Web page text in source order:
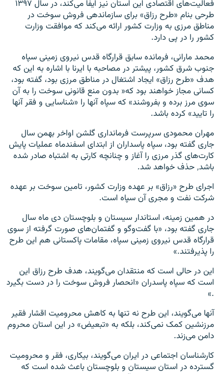
فعالیت‌های اقتصادی این استان نیز ایفا می‌کند، در سال ۱۳۹۷
طرحی بنام «طرح رزاق» برای سازماندهی فروش سوخت در
مناطق مرزی به وزارت کشور ارائه می‌کند که موافقت وزارت
کشور را در پی دارد.
محمد مارانی، فرمانده سابق قرارگاه قدس نیروی زمینی سپاه
جنوب شرق کشور، پیشتر در مصاحبه با ایرنا با اشاره به این که
هدف «طرح رزاق» ایجاد اشتغال در مناطق مرزی بود، گفته بود،
کسانی مجاز خواهند بود که« بدون منع قانونی سوخت را به آن
سوی مرز برده و بفروشند» که سپاه آنها را «شناسایی و فقر آنها
را تایید» کرده باشد.
مهران محمودی سرپرست فرمانداری گلشن اواخر بهمن سال
جاری گفته بود، سپاه پاسداران از ابتدای اسفندماه عملیات پایش
کارت‌های گذر مرزی را آغاز و چنانچه کارتی به اشتباه صادر شده
باشد٬ حذف خواهد شد.
اجرای طرح «رزاق» بر عهده وزارت کشور، تامین سوخت بر عهده
شرکت نفت و مجری آن سپاه است.
در همین زمینه، استاندار سیستان و بلوچستان دی ماه سال
جاری گفته بود، «با گفت‌وگو و گفتمان‌های صورت گرفته از سوی
قرارگاه قدس نیروی زمینی سپاه، مقامات پاکستانی‌ هم این طرح
را پذیرفتند.»
این در حالی است که منتقدان می‌گویند، هدف طرح رزاق این
است که سپاه پاسدران «انحصار فروش سوخت را در دست بگیرد
.»
آنها می‌گویند، این طرح نه تنها به کاهش محرومیت اقشار فقیر
مرزنشین کمک نمی‌کند، بلکه به «تبعیض» در این استان محروم
دامن می‌زند.
کارشناسان اجتماعی در ایران می‌گویند، بیکاری، فقر و محرومیت
گسترده در استان سیستان و بلوچستان باعث شده است که